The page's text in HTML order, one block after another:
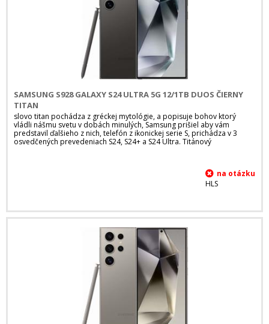
SAMSUNG S928 GALAXY S24 ULTRA 5G 12/1TB DUOS ČIERNY
TITAN
slovo titan pochádza z gréckej mytológie, a popisuje bohov ktorý
vládli nášmu svetu v dobách minulých, Samsung prišiel aby vám
predstavil ďalšieho z nich, telefón z ikonickej serie S, prichádza v 3
osvedčených prevedeniach S24, S24+ a S24 Ultra. Titánový
HLS